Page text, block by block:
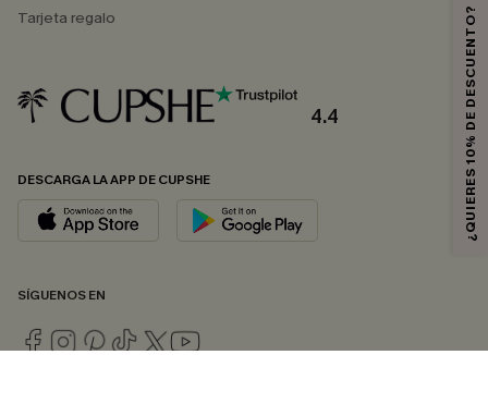
Tarjeta regalo
4.4
DESCARGA LA APP DE CUPSHE
SÍGUENOS EN
¿QUIERES 10% DE DESCUENTO?